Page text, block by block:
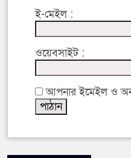
ই-মেইল :
ওয়েবসাইট :
আপনার ইমেইল ও